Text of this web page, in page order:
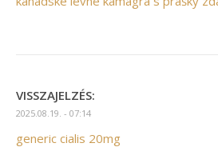
VISSZAJELZÉS:
2025.08.19. - 07:14
generic cialis 20mg